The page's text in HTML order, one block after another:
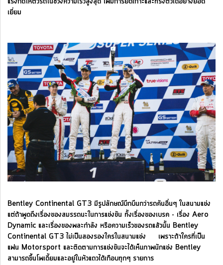
เยี่ยม
Bentley Continental GT3 มีรูปลักษณ์บึกบึนกว่ารถคันอื่นๆ ในสนามแข่ง
แต่ถ้าพูดถึงเรื่องของสมรรถนะในการแข่งขัน ทั้งเรื่องของเบรค - เรื่อง Aero
Dynamic และเรื่องของพละกำลัง หรือความเร็วของรถแล้วนั้น Bentley
Continental GT3 ไม่เป็นสองรองใครในสนามแข่ง เพราะถ้าใครที่เป็น
แฟน Motorsport และติดตามการแข่งขันจะได้เห็นภาพนักแข่ง Bentley
สามารถขึ้นโพเดี้ยมและอยู่ในหัวแถวได้เกือบทุกๆ รายการ